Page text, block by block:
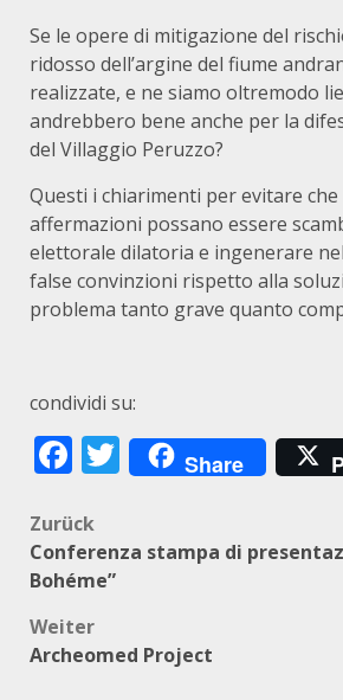
Se le opere di mitigazione del
ridosso dell’argine del fiume
realizzate, e ne siamo oltremodo
andrebbero bene anche per la
del Villaggio Peruzzo?
Questi i chiarimenti per evitare
affermazioni possano essere
elettorale dilatoria e ingenerare
false convinzioni rispetto alla
problema tanto grave quanto
condividi su:
Facebook
Twitter
Share
Beitragsnavigation
Zurück
Conferenza stampa di
Bohéme”
Weiter
Archeomed Project